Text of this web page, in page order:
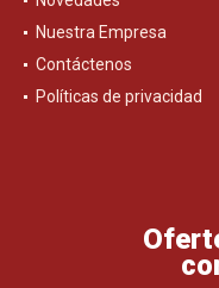
Nuestra Empresa
Contáctenos
Políticas de privacidad